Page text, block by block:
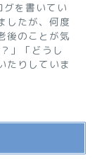
を書いてい
したが、何度
後のことが気
」「どうし
たりしていま